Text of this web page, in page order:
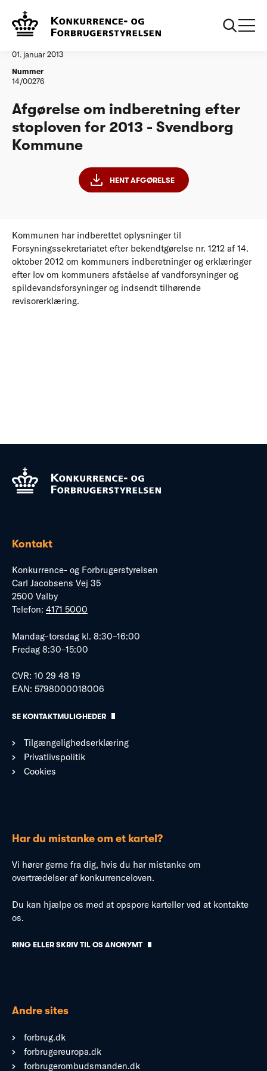
Vandtilsyn
01. januar 2013
Nummer
14/00276
Afgørelse om indberetning efter
stoploven for 2013 - Svendborg
Kommune
HENT AFGØRELSE
Kommunen har indberettet oplysninger til
Forsyningssekretariatet efter bekendtgørelse nr. 1212 af 14.
oktober 2012 om kommuners indberetninger og erklæringer
efter lov om kommuners afståelse af vandforsyninger og
spildevandsforsyninger og indsendt tilhørende
revisorerklæring.
Kontakt
Konkurrence- og Forbrugerstyrelsen
Carl Jacobsens Vej 35
2500 Valby
Telefon: 4171 5000
Mandag–torsdag kl. 8:30–16:00
Fredag 8:30–15:00
CVR: 10 29 48 19
EAN: 5798000018006
SE KONTAKTMULIGHEDER
Tilgængelighedserklæring
Privatlivspolitik
Cookies
Har du mistanke om et kartel?
Vi hører gerne fra dig, hvis du har mistanke om
overtrædelser af konkurrenceloven.
Du kan hjælpe os med at opspore karteller ved at kontakte
os.
RING ELLER SKRIV TIL OS ANONYMT
Andre sites
forbrug.dk
forbrugereuropa.dk
forbrugerombudsmanden.dk